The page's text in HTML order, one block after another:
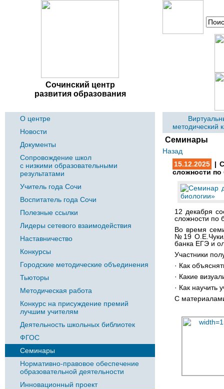
Сочинский центр
развития образования
О центре
Новости
Документы
Сопровождение школ
с низкими образовательными
результатами
Учитель года Сочи
Воспитатель года Сочи
Полезные ссылки
Лидеры сетевого взаимодействия
Наставничество
Конкурсы
Городские методические объединения
Тьюторы
Методическая работа
Конкурс на присуждение премий
лучшим учителям
Деятельность школьных библиотек
ФГОС
Семинары
Нормативно-правовое обеспечение
образовательной деятельности
Инновационный проект
методический
Семинары
Назад
15.12.2025
|
сложности по
12 декабря
сложности по
Во время
№19
банка ЕГЭ и
Участники
· Как
· Какие
· Как научить
С